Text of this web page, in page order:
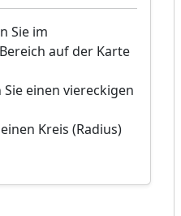
Sie im
auf der Karte
einen viereckigen
Kreis (Radius)